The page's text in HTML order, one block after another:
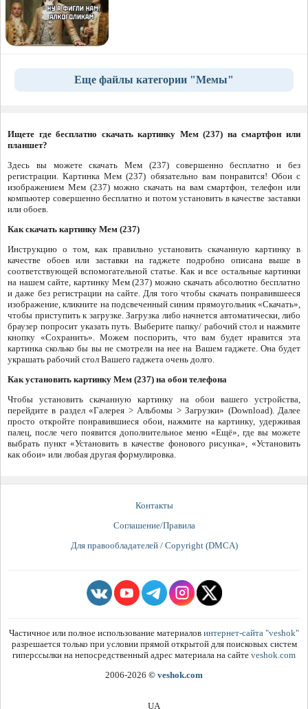
Еще файлы категории "Мемы"
Ищете где бесплатно скачать картинку Мем (237) на смартфон или
планшет?
Здесь вы можете скачать Мем (237) совершенно бесплатно и без
регистрации. Картинка Мем (237) обязательно вам понравится! Обои с
изображением Мем (237) можно скачать на вам смартфон, телефон или
компьютер совершенно бесплатно и потом установить в качестве заставки
или обоев.
Как скачать картинку Мем (237)
Инструкцию о том, как правильно установить скачанную картинку в
качестве обоев или заставки на гаджете подробно описана выше в
соответствующей вспомогательной статье. Как и все остальные картинки
на нашем сайте, картинку Мем (237) можно скачать абсолютно бесплатно
и даже без регистрации на сайте. Для того чтобы скачать понравившееся
изображение, кликните на подсвеченный синим прямоугольник «Скачать»,
чтобы приступить к загрузке. Загрузка либо начнется автоматически, либо
браузер попросит указать путь. Выберите папку/ рабочий стол и нажмите
кнопку «Сохранить». Можем поспорить, что вам будет нравится эта
картинка сколько бы вы не смотрели на нее на Вашем гаджете. Она будет
украшать рабочий стол Вашего гаджета очень долго.
Как установить картинку Мем (237) на обои телефона
Чтобы установить скачанную картинку на обои вашего устройства,
перейдите в раздел «Галерея > Альбомы > Загрузки» (Download). Далее
просто откройте понравившиеся обои, нажмите на картинку, удерживая
палец, после чего появится дополнительное меню «Ещё», где вы можете
выбрать пункт «Установить в качестве фонового рисунка», «Установить
как обои» или любая другая формулировка.
Контакты
Соглашение/Правила
Для правообладателей / Copyright (DMCA)
Частичное или полное использование материалов интернет-сайта "veshok"
разрешается только при условии прямой открытой для поисковых систем
гиперссылки на непосредственный адрес материала на сайте veshok.com
2006-2026 © veshok.com
UA